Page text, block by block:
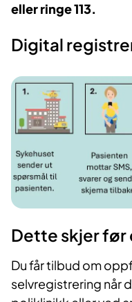
eller ringe 113.
Digital
Dette skjer før
Du får tilbud om
selvregistrering når